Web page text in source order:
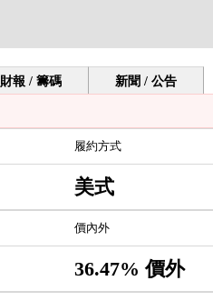
財報 / 籌碼 新聞 / 公告
履約方式
美式
價內外
36.47% 價外